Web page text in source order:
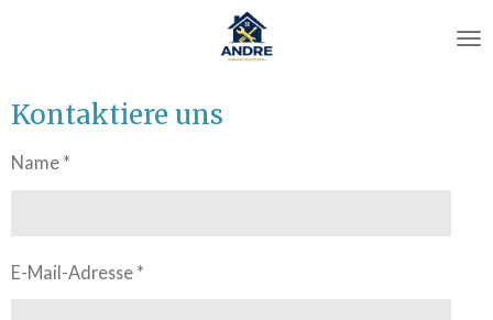
Kontaktiere uns
Name *
E-Mail-Adresse *